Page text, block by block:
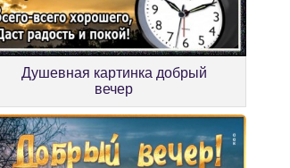
Душевная картинка добрый
вечер